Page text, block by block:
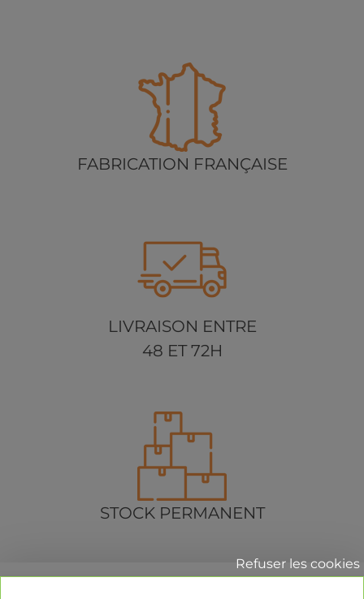
FABRICATION FRANÇAISE
LIVRAISON ENTRE
48 ET 72H
STOCK PERMANENT
Refuser les cookies